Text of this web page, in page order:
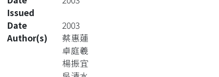
Issued
Date
2003
Author(s)
蔡惠蓮
卓庭羲
楊振宜